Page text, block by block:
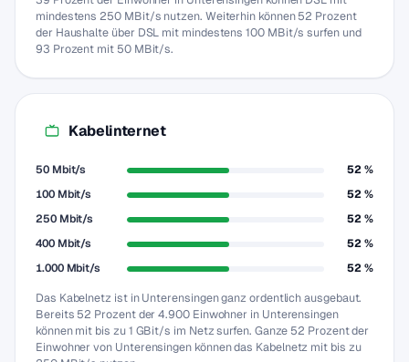
mindestens 250 MBit/s nutzen. Weiterhin können 52 Prozent
der Haushalte über DSL mit mindestens 100 MBit/s surfen und
93 Prozent mit 50 MBit/s.
Kabelinternet
50 Mbit/s
52 %
100 Mbit/s
52 %
250 Mbit/s
52 %
400 Mbit/s
52 %
1.000 Mbit/s
52 %
Das Kabelnetz ist in Unterensingen ganz ordentlich ausgebaut.
Bereits 52 Prozent der 4.900 Einwohner in Unterensingen
können mit bis zu 1 GBit/s im Netz surfen. Ganze 52 Prozent der
Einwohner von Unterensingen können das Kabelnetz mit bis zu